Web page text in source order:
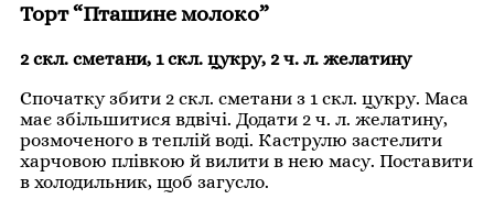
Торт “Пташине молоко”
2 скл. сметани, 1 скл. цукру, 2 ч. л. желатину
Спочатку збити 2 скл. сметани з 1 скл. цукру. Маса
має збільшитися вдвічі. Додати 2 ч. л. желатину,
розмоченого в теплій воді. Каструлю застелити
харчовою плівкою й вилити в нею масу. Поставити
в холодильник, щоб загусло.